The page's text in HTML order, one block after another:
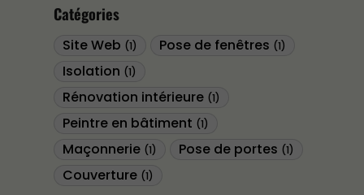
Catégories
Site Web (1) Pose de fenêtres (1)
Isolation (1)
Rénovation intérieure (1)
Peintre en bâtiment (1)
Maçonnerie (1) Pose de portes (1)
Couverture (1)